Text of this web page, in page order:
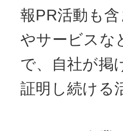
報PR活動も
やサービスな
で、自社が掲
証明し続ける